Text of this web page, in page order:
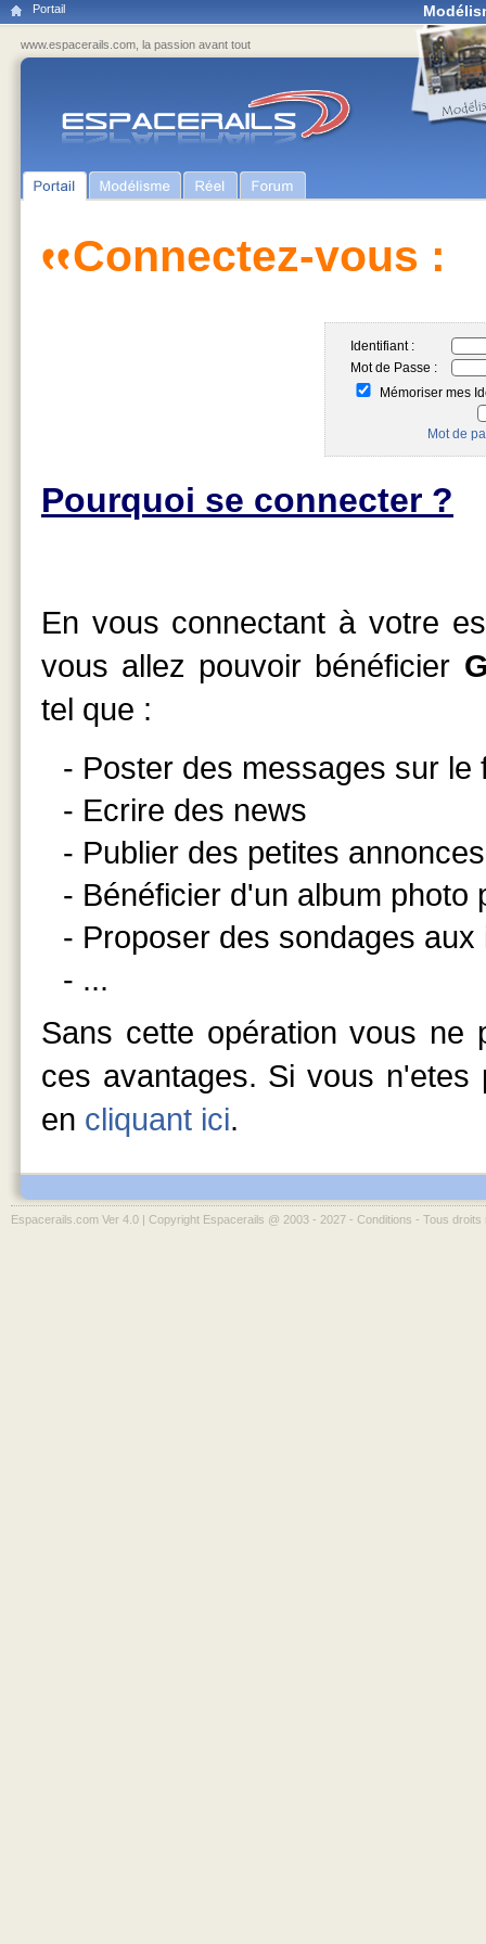
Portail
www.espacerails.com, la passion avant tout
Connectez-vous :
Identifiant :
Mot de Passe :
Mémoriser mes
Mot de
Pourquoi se connecter ?
En vous connectant à votre
vous allez pouvoir bénéficier
tel que :
- Poster des messages sur le
- Ecrire des news
- Publier des petites annonces
- Bénéficier d'un album
- Proposer des sondages aux
- ...
Sans cette opération vous ne
ces avantages. Si vous
en cliquant ici.
Espacerails.com Ver 4.0 | Copyright Espacerails @ 2003 - 2027 - Conditions - Tous droits